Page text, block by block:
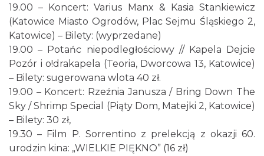
Henryk Miśkiewicz – 75 lat Mistrza i Goście
Katowice
2026-10-18
0.70 km
19.00 – Koncert: Varius Manx & Kasia Stankiewicz
(Katowice Miasto Ogrodów, Plac Sejmu Śląskiego 2,
Katowice) – Bilety: (wyprzedane)
19.00 – Potańc niepodległościowy // Kapela Dejcie
Pozór i o!drakapela (Teoria, Dworcowa 13, Katowice)
– Bilety: sugerowana wlota 40 zł.
19.00 – Koncert: Rzeźnia Janusza / Bring Down The
Sky / Shrimp Special (Piąty Dom, Matejki 2, Katowice)
– Bilety: 30 zł,
19.30 – Film P. Sorrentino z prelekcją z okazji 60.
urodzin kina: „WIELKIE PIĘKNO” (16 zł)